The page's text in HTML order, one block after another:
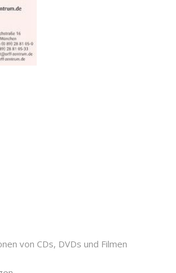
von CDs, DVDs und Filmen